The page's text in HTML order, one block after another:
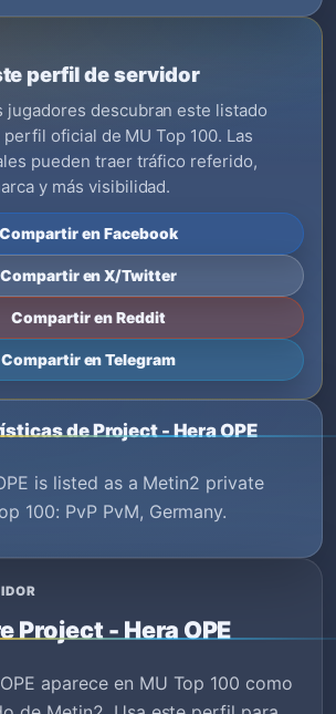
perfil de servidor
jugadores descubran este listado
oficial de MU Top 100. Las
pueden traer tráfico referido,
y más visibilidad.
Compartir en Facebook
Compartir en X/Twitter
Compartir en Reddit
Compartir en Telegram
de Project - Hera OPE
is listed as a Metin2 private
100: PvP PvM, Germany.
Project - Hera OPE
aparece en MU Top 100 como